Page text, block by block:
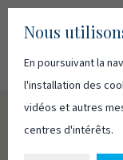
Nous
En poursuivant la
l'installation des
vidéos et autres
centres d'intérêts.